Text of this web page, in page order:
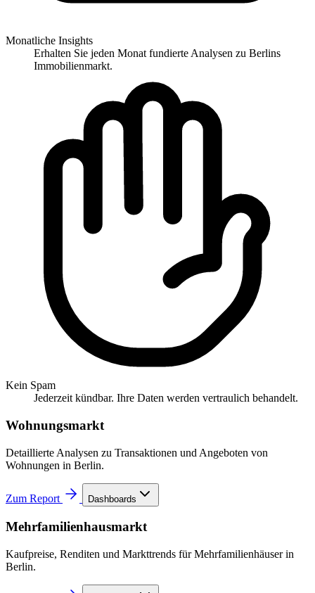
Monatliche Insights
Erhalten Sie jeden Monat fundierte Analysen zu Berlins
Immobilienmarkt.
Kein Spam
Jederzeit kündbar. Ihre Daten werden vertraulich behandelt.
Wohnungsmarkt
Detaillierte Analysen zu Transaktionen und Angeboten von
Wohnungen in Berlin.
Zum Report Dashboards
Mehrfamilienhausmarkt
Kaufpreise, Renditen und Markttrends für Mehrfamilienhäuser in
Berlin.